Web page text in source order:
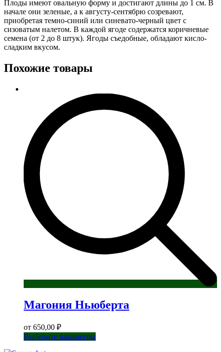
Плоды имеют овальную форму и достигают длины до 1 см. В
начале они зеленые, а к августу-сентябрю созревают,
приобретая темно-синий или синевато-черный цвет с
сизоватым налетом. В каждой ягоде содержатся коричневые
семена (от 2 до 8 штук). Ягоды съедобные, обладают кисло-
сладким вкусом.
Похожие товары
Магония Ньюберта
от 650,00 ₽
Выберите параметрыЭтот